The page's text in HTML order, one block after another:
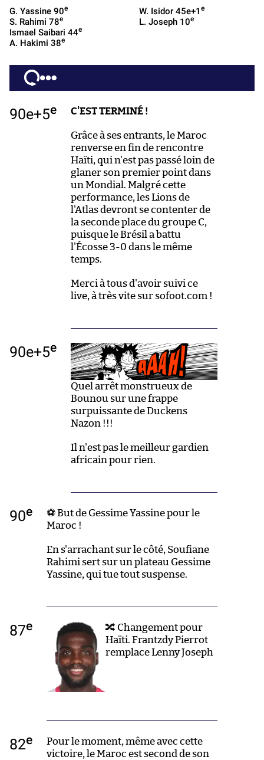
G. Yassine 90e
S. Rahimi 78e
Ismael Saibari 44e
A. Hakimi 38e
W. Isidor 45e+1 e
L. Joseph 10e
90e+5e C'EST TERMINÉ !
Grâce à ses entrants, le Maroc
renverse en fin de rencontre
Haïti, qui n'est pas passé loin de
glaner son premier point dans
un Mondial. Malgré cette
performance, les Lions de
l'Atlas devront se contenter de
la seconde place du groupe C,
puisque le Brésil a battu
l'Écosse 3-0 dans le même
temps.
Merci à tous d'avoir suivi ce
live, à très vite sur sofoot.com !
90e+5e
Quel arrêt monstrueux de
Bounou sur une frappe
surpuissante de Duckens
Nazon !!!
Il n'est pas le meilleur gardien
africain pour rien.
90e
⚽ But de Gessime Yassine pour le
Maroc !
En s'arrachant sur le côté, Soufiane
Rahimi sert sur un plateau Gessime
Yassine, qui tue tout suspense.
87e
🔀 Changement pour
Haïti. Frantzdy Pierrot
remplace Lenny Joseph
82e
Pour le moment, même avec cette
victoire, le Maroc est second de son